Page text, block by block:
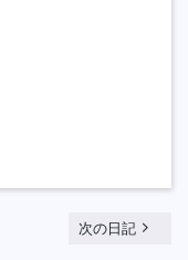
次の日記 navigate_next